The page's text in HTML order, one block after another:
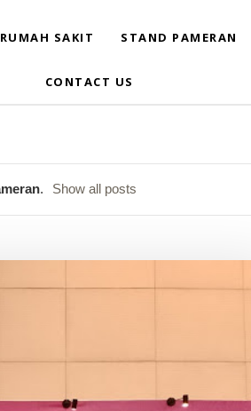
SAKIT STAND PAMERAN
CONTACT US
. Show all posts